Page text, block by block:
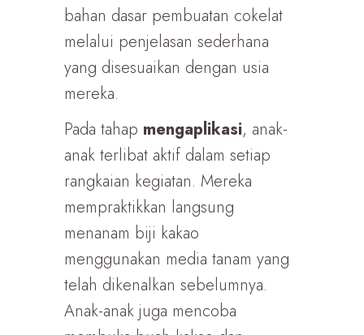
bahan dasar pembuatan cokelat
melalui penjelasan sederhana
yang disesuaikan dengan usia
mereka.
Pada tahap mengaplikasi, anak-
anak terlibat aktif dalam setiap
rangkaian kegiatan. Mereka
mempraktikkan langsung
menanam biji kakao
menggunakan media tanam yang
telah dikenalkan sebelumnya.
Anak-anak juga mencoba